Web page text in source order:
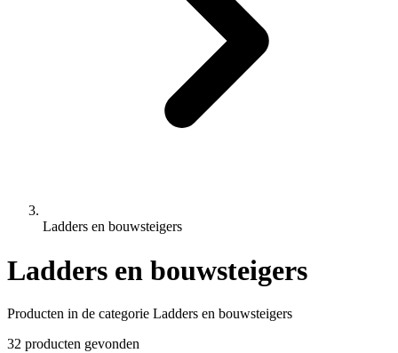
Ladders en bouwsteigers
Ladders en bouwsteigers
Producten in de categorie Ladders en bouwsteigers
32 producten gevonden